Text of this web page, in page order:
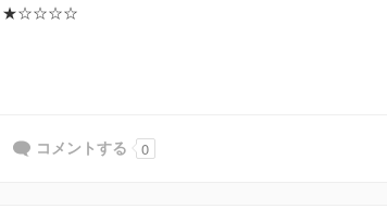
コメントする 0